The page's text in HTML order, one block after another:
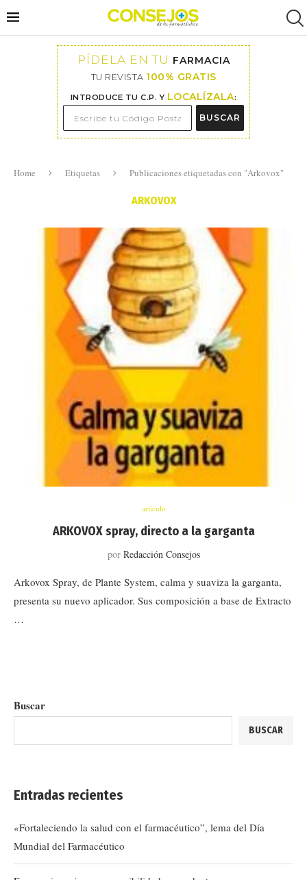
PÍDELA EN TU FARMACIA
TU REVISTA 100% GRATIS
INTRODUCE TU C.P. Y LOCALÍZALA:
BUSCAR
Home Etiquetas Publicaciones etiquetadas con "Arkovox"
ARKOVOX
artículo
ARKOVOX spray, directo a la garganta
por Redacción Consejos
Arkovox Spray, de Plante System, calma y suaviza la garganta,
presenta su nuevo aplicador. Sus composición a base de Extracto
…
Buscar
BUSCAR
Entradas recientes
«Fortaleciendo la salud con el farmacéutico”, lema del Día
Mundial del Farmacéutico